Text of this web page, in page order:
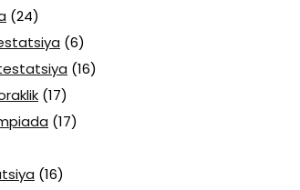
(24)
(6)
(16)
(17)
(17)
(16)